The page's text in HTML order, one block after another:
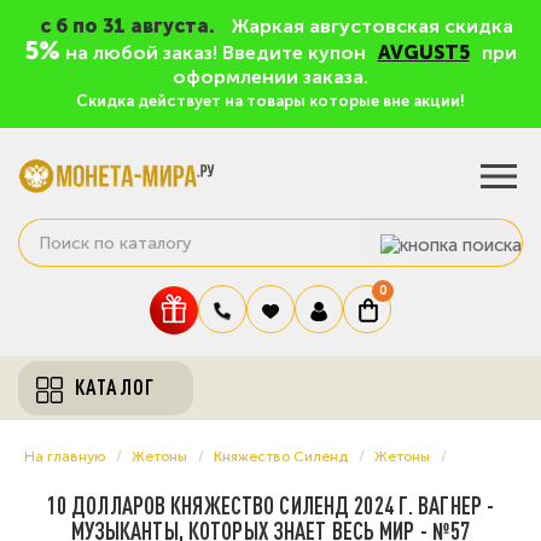
c 6 по 31 августа. Жаркая августовская скидка
5% на любой заказ! Введите купон AVGUST5
при
оформлении заказа.
Скидка действует на товары которые вне акции!
0
КАТАЛОГ
На главную Жетоны Княжество Силенд Жетоны
10 ДОЛЛАРОВ КНЯЖЕСТВО СИЛЕНД 2024 Г. ВАГНЕР -
МУЗЫКАНТЫ, КОТОРЫХ ЗНАЕТ ВЕСЬ МИР - №57